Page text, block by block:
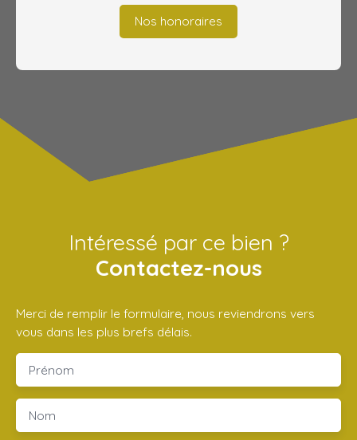
Nos honoraires
Intéressé par ce bien ?
Contactez-nous
Merci de remplir le formulaire, nous reviendrons vers
vous dans les plus brefs délais.
Prénom
Nom